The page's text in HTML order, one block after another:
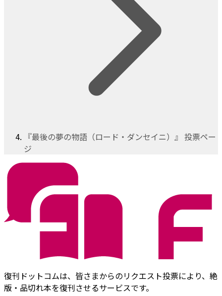
『最後の夢の物語（ロード・ダンセイニ）』 投票ペー
ジ
復刊ドットコムは、皆さまからのリクエスト投票により、絶
版・品切れ本を復刊させるサービスです。